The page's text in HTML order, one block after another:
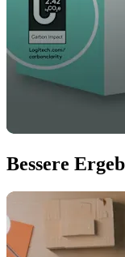
Bessere